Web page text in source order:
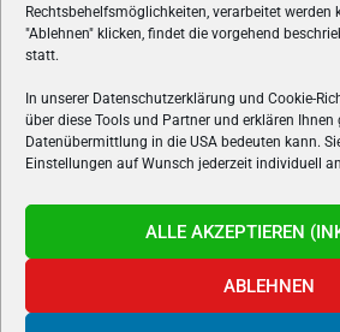
Rechtsbehelfsmöglichkeiten, verarbeitet werden
"Ablehnen" klicken, findet die vorgehend
statt.
In unserer Datenschutzerklärung und Cookie-
über diese Tools und Partner und erklären Ihnen
Datenübermittlung in die USA bedeuten kann.
Einstellungen auf Wunsch jederzeit individuell
ALLE AKZEPTIEREN
ABLEHNEN
Hardware und aus der Welt
FOLGE UNS